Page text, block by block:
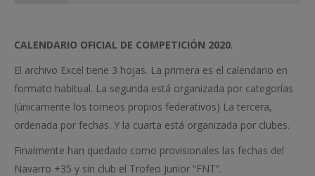
CALENDARIO OFICIAL DE COMPETICIÓN 2020.
El archivo Excel tiene 3 hojas. La primera es el calendario en
formato habitual. La segunda está organizada por categorías
(únicamente los torneos propios federativos) La tercera,
ordenada por fechas. Y la cuarta está organizada por clubes.
Finalmente han quedado como provisionales las fechas del
Navarro +35 y sin club el Trofeo Junior “FNT”.